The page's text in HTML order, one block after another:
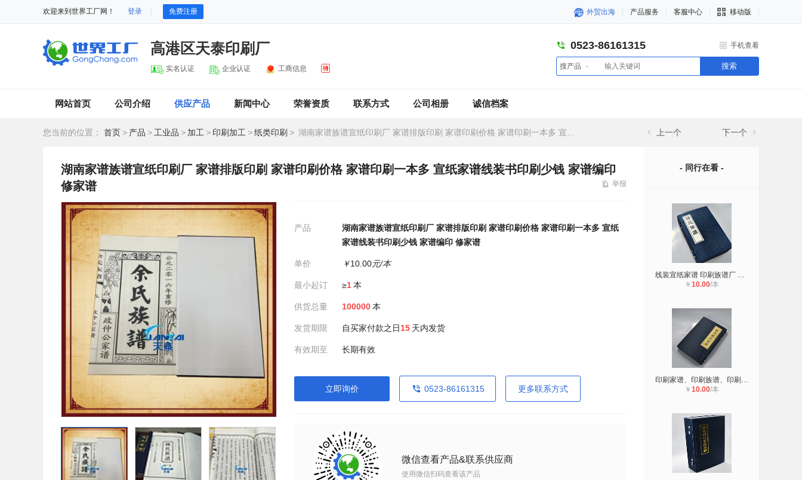
欢迎来到世界工厂网！ 登录 免费注册 外贸出海 产品服务 客服中心 移动版
高港区天泰印刷厂
实名认证 企业认证 工商信息
0523-86161315 手机查看
搜产品 搜索
网站首页 公司介绍 供应产品 新闻中心 荣誉资质 联系方式 公司相册 诚信档案
您当前的位置： 首页 > 产品 > 工业品 > 加工 > 印刷加工 >纸类印刷 > 湖南家谱族谱宣纸印刷厂 家谱排版印刷 家谱印刷价格 家谱印刷一本多 宣纸家谱线装书印刷少钱 家谱编印 修家谱 上一个 下一个
湖南家谱族谱宣纸印刷厂 家谱排版印刷 家谱印刷价格 家谱印刷一本多 宣纸家谱线装书印刷少钱 家谱编印
修家谱
举报
产品
湖南家谱族谱宣纸印刷厂 家谱排版印刷 家谱印刷价格 家谱印刷一本多 宣纸
家谱线装书印刷少钱 家谱编印 修家谱
单价 ￥10.00元/本
最小起订 ≥1本
供货总量 100000本
发货期限 自买家付款之日15 天内发货
有效期至 长期有效
立即询价 0523-86161315 更多联系方式
微信查看产品&联系供应商
使用微信扫码查看该产品
- 同行在看 -
线装宣纸家谱 印刷族谱厂 印刷族谱
￥ 10.00/本
印刷家谱、印刷族谱、印刷宣纸家谱、
￥ 10.00/本